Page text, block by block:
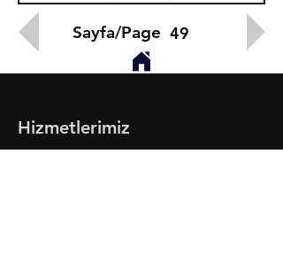
Sayfa/Page 49
Hizmetlerimiz